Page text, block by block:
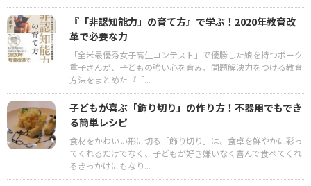
『「非認知能力」の育て方』で学ぶ！2020年教育改
革で必要な力
「全米最優秀女子高生コンテスト」で優勝した娘を持つボーク
重子さんが、子どもの強い心を育み、問題解決力をつける教育
方法をまとめた『「...
子どもが喜ぶ「飾り切り」の作り方！不器用でもでき
る簡単レシピ
食材をかわいい形に切る「飾り切り」は、食卓を鮮やかに彩っ
てくれるだけでなく、子どもが好き嫌いなく喜んで食べてくれ
るきっかけにもなり...